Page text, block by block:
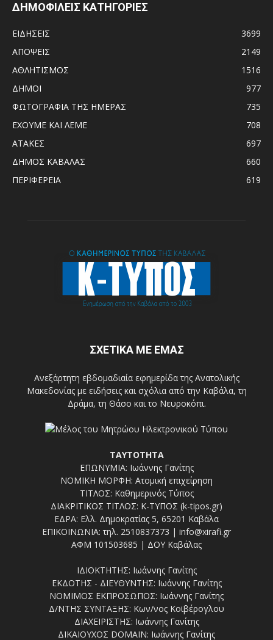
ΔΗΜΟΦΙΛΕΙΣ ΚΑΤΗΓΟΡΙΕΣ
ΕΙΔΗΣΕΙΣ
3699
ΑΠΟΨΕΙΣ
2149
ΑΘΛΗΤΙΣΜΟΣ
1516
ΔΗΜΟΙ
977
ΦΩΤΟΓΡΑΦΙΑ ΤΗΣ ΗΜΕΡΑΣ
735
ΕΧΟΥΜΕ ΚΑΙ ΛΕΜΕ
708
ΑΤΑΚΕΣ
697
ΔΗΜΟΣ ΚΑΒΑΛΑΣ
660
ΠΕΡΙΦΕΡΕΙΑ
619
ΣΧΕΤΙΚΑ ΜΕ ΕΜΑΣ
Ανεξάρτητη εβδομαδιαία εφημερίδα της Ανατολικής
Μακεδονίας με ειδήσεις και σχόλια από την Καβάλα, τη
Δράμα, τη Θάσο και το Νευροκόπι.
ΤΑΥΤΟΤΗΤΑ
ΕΠΩΝΥΜΙΑ: Ιωάννης Γανίτης
ΝΟΜΙΚΗ ΜΟΡΦΗ: Ατομική επιχείρηση
ΤΙΤΛΟΣ: Καθημερινός Τύπος
ΔΙΑΚΡΙΤΙΚΟΣ ΤΙΤΛΟΣ: Κ-ΤΥΠΟΣ (k-tipos.gr)
ΕΔΡΑ: Ελλ. Δημοκρατίας 5, 65201 Καβάλα
ΕΠΙΚΟΙΝΩΝΙΑ: τηλ. 2510837373 | info@xirafi.gr
ΑΦΜ 101503685 | ΔΟΥ Καβάλας
ΙΔΙΟΚΤΗΤΗΣ: Ιωάννης Γανίτης
ΕΚΔΟΤΗΣ - ΔΙΕΥΘΥΝΤΗΣ: Ιωάννης Γανίτης
ΝΟΜΙΜΟΣ ΕΚΠΡΟΣΩΠΟΣ: Ιωάννης Γανίτης
Δ/ΝΤΗΣ ΣΥΝΤΑΞΗΣ: Κων/νος Κοϊβέρογλου
ΔΙΑΧΕΙΡΙΣΤΗΣ: Ιωάννης Γανίτης
ΔΙΚΑΙΟΥΧΟΣ DOMAIN: Ιωάννης Γανίτης